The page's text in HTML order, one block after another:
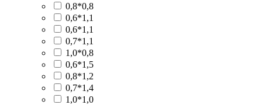
0,8*0,8
0,6*1,1
0,6*1,1
0,7*1,1
1,0*0,8
0,6*1,5
0,8*1,2
0,7*1,4
1,0*1,0